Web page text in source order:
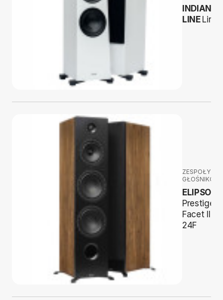
INDIANA
LINE Lira
ZESPOŁY
ELIPSON
Prestige
Facet II
24F